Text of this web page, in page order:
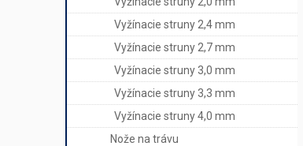
Vyžínacie struny 2,4 mm
Vyžínacie struny 2,7 mm
Vyžínacie struny 3,0 mm
Vyžínacie struny 3,3 mm
Vyžínacie struny 4,0 mm
Nože na trávu